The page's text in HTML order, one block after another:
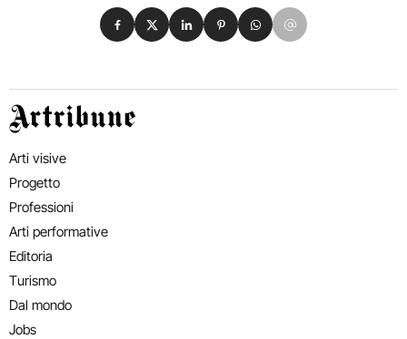
Condividi su Facebook
Condividi su X
Condividi su LinkedIn
Condividi su Pinterest
Condividi su WhatsApp
Condividi su Email
Artribune
Arti visive
Progetto
Professioni
Arti performative
Editoria
Turismo
Dal mondo
Jobs